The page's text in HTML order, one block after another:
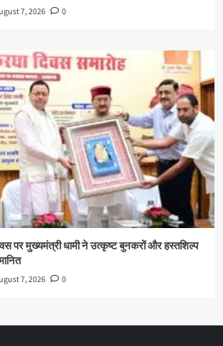
7, 2026 0
पर मुख्यमंत्री धामी ने उत्कृष्ट बुनकरों और हस्तशिल्प
7, 2026 0